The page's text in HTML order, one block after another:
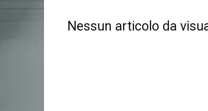
Nessun articolo da